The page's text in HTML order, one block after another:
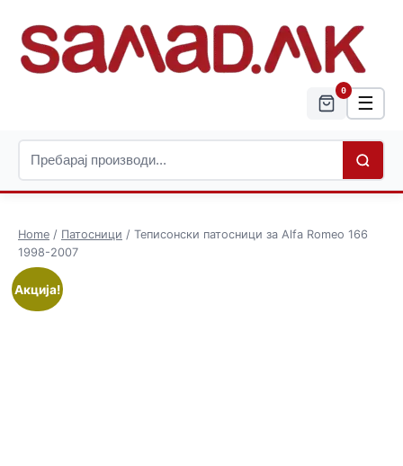
0
☰
Home / Патосници / Теписонски патосници за Alfa Romeo 166
1998-2007
Акција!